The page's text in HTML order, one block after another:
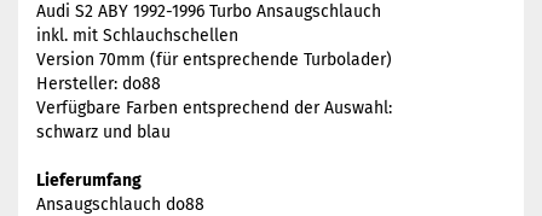
Audi S2 ABY 1992-1996 Turbo Ansaugschlauch
inkl. mit Schlauchschellen
Version 70mm (für entsprechende Turbolader)
Hersteller: do88
Verfügbare Farben entsprechend der Auswahl:
schwarz und blau
Lieferumfang
Ansaugschlauch do88